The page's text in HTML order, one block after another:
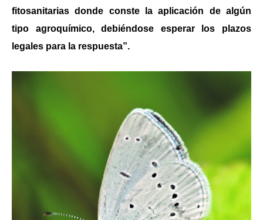
fitosanitarias donde conste la aplicación de algún
tipo agroquímico, debiéndose esperar los plazos
legales para la respuesta”.